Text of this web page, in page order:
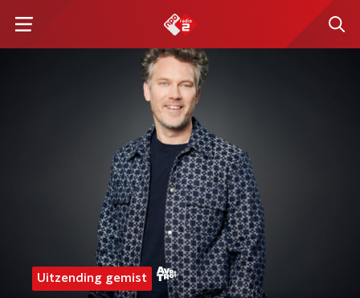
Uitzending gemist